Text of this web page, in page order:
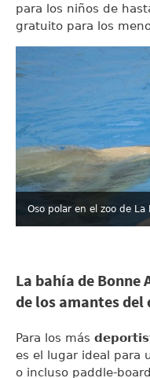
para los niños de
gratuito para los
Oso polar en el zoo de La
La bahía de Bonne
de los amantes del
Para los más
es el lugar ideal para
o incluso paddle-